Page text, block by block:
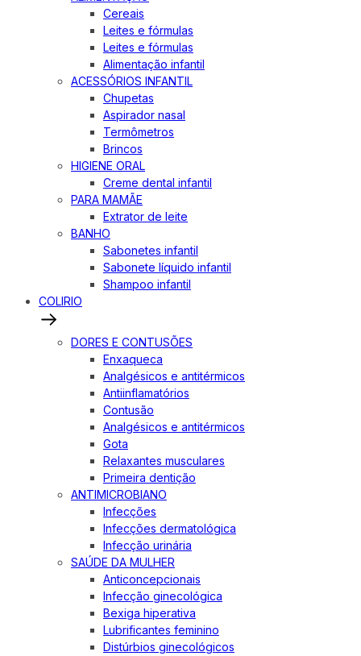
Cereais
Leites e fórmulas
Leites e fórmulas
Alimentação infantil
ACESSÓRIOS INFANTIL
Chupetas
Aspirador nasal
Termômetros
Brincos
HIGIENE ORAL
Creme dental infantil
PARA MAMÃE
Extrator de leite
BANHO
Sabonetes infantil
Sabonete líquido infantil
Shampoo infantil
COLIRIO
DORES E CONTUSÕES
Enxaqueca
Analgésicos e antitérmicos
Antiinflamatórios
Contusão
Analgésicos e antitérmicos
Gota
Relaxantes musculares
Primeira dentição
ANTIMICROBIANO
Infecções
Infecções dermatológica
Infecção urinária
SAÚDE DA MULHER
Anticoncepcionais
Infecção ginecológica
Bexiga hiperativa
Lubrificantes feminino
Distúrbios ginecológicos